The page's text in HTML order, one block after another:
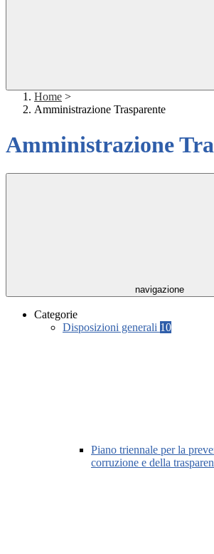
Home >
Amministrazione Trasparente
Amministrazione
navigazione
Categorie
Disposizioni generali 10
Piano triennale per la
corruzione e della